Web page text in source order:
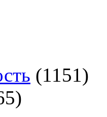
(1151)